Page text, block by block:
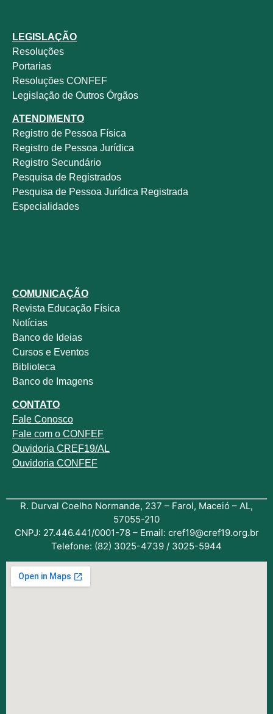
LEGISLAÇÃO
Resoluções
Portarias
Resoluções CONFEF
Legislação de Outros Órgãos
ATENDIMENTO
Registro de Pessoa Física
Registro de Pessoa Jurídica
Registro Secundário
Pesquisa de Registrados
Pesquisa de Pessoa Jurídica Registrada
Especialidades
COMUNICAÇÃO
Revista Educação Física
Notícias
Banco de Ideias
Cursos e Eventos
Biblioteca
Banco de Imagens
CONTATO
Fale Conosco
Fale com o CONFEF
Ouvidoria CREF19/AL
Ouvidoria CONFEF
R. Durval Coelho Normande, 237 – Farol, Maceió – AL,
57055-210
CNPJ: 27.446.441/0001-78 – Email: cref19@cref19.org.br
Telefone: (82) 3025-4739 / 3025-5944